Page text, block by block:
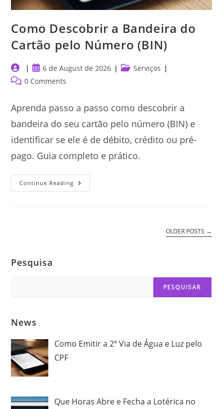
Como Descobrir a Bandeira do
Cartão pelo Número (BIN)
Post
author:
Post
published:
6 de August de 2026
PostServiços
Post0 Comments
Aprenda passo a passo como descobrir a
bandeira do seu cartão pelo número (BIN) e
identificar se ele é de débito, crédito ou pré-
pago. Guia completo e prático.
Continue Reading Como
Descobrir
OLDER POSTS →
Pesquisa
PESQUISAR
News
Como Emitir a 2ª Via de Água e Luz pelo
CPF
Que Horas Abre e Fecha a Lotérica no